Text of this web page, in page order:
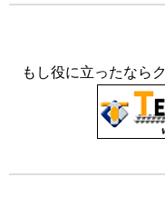
もし役に立ったなら